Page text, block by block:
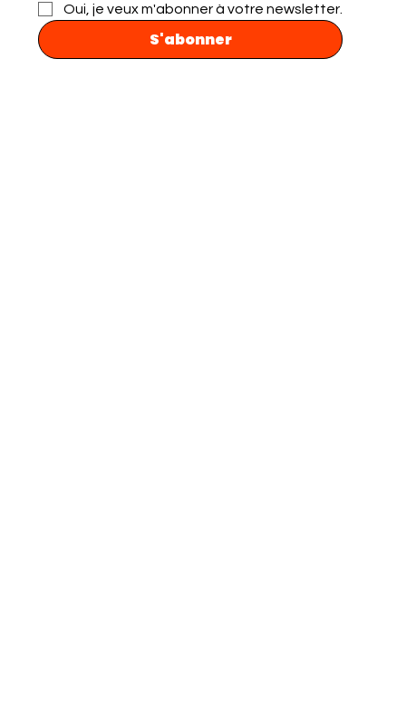
Oui, je veux m'abonner à votre newsletter.
S'abonner